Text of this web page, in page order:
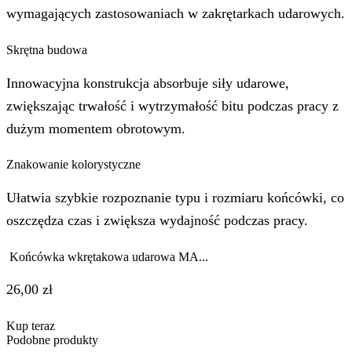
wymagających zastosowaniach w zakrętarkach udarowych.
Skrętna budowa
Innowacyjna konstrukcja absorbuje siły udarowe,
zwiększając trwałość i wytrzymałość bitu podczas pracy z
dużym momentem obrotowym.
Znakowanie kolorystyczne
Ułatwia szybkie rozpoznanie typu i rozmiaru końcówki, co
oszczędza czas i zwiększa wydajność podczas pracy.
Końcówka wkrętakowa udarowa MA...
26,00 zł
Kup teraz
Podobne produkty